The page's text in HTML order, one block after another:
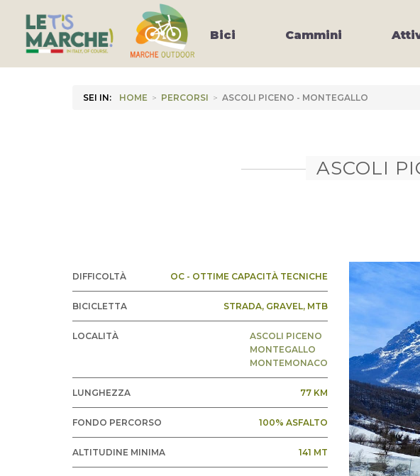
Bici Cammini
SEI IN: HOME > PERCORSI > ASCOLI PICENO - MONTEGALLO
DIFFICOLTÀ OC - OTTIME CAPACITÀ TECNICHE
BICICLETTA , MTB
, GRAVEL
STRADA
LOCALITÀ
ASCOLI PICENO
MONTEGALLO
MONTEMONACO
LUNGHEZZA 77 KM
FONDO PERCORSO 100% ASFALTO
ALTITUDINE MINIMA 141 MT